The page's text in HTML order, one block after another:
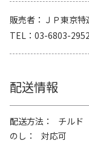
販売者
ＪＰ東京
TEL
03-6803-2952
配送情報
配送方法
チルド
のし
対応可